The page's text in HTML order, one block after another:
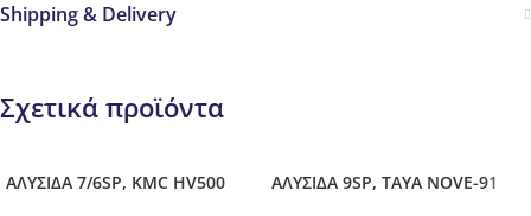
Shipping & Delivery
Σχετικά προϊόντα
ΑΛΥΣΙΔΑ 7/6SP, KMC HV500 ΑΛΥΣΙΔΑ 9SP, TAYA NOVE-91